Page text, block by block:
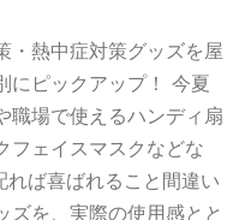
・熱中症対策グッズを屋
にピックアップ！ 今夏
職場で使えるハンディ扇
フェイスマスクなどな
ば喜ばれること間違い
ズを、実際の使用感とと